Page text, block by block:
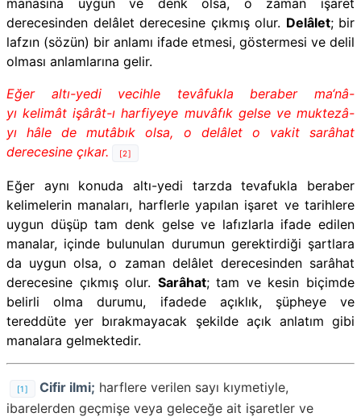
derecesinden delâlet derecesine çıkmış olur. Delâlet; bir
lafzın (sözün) bir anlamı ifade etmesi, göstermesi ve delil
olması anlamlarına gelir.
Eğer altı-yedi vecihle tevâfukla beraber ma‘nâ-
yı kelimât işârât-ı harfiyeye muvâfık gelse ve muktezâ-
yı hâle de mutâbık olsa, o delâlet o vakit sarâhat
derecesine çıkar.
[2]
Eğer aynı konuda altı-yedi tarzda tevafukla beraber
kelimelerin manaları, harflerle yapılan işaret ve tarihlere
uygun düşüp tam denk gelse ve lafızlarla ifade edilen
manalar, içinde bulunulan durumun gerektirdiği şartlara
da uygun olsa, o zaman delâlet derecesinden sarâhat
derecesine çıkmış olur. Sarâhat; tam ve kesin biçimde
belirli olma durumu, ifadede açıklık, şüpheye ve
tereddüte yer bırakmayacak şekilde açık anlatım gibi
manalara gelmektedir.
[1] Cifir ilmi; harflere verilen sayı kıymetiyle,
ibarelerden geçmişe veya geleceğe ait işaretler ve